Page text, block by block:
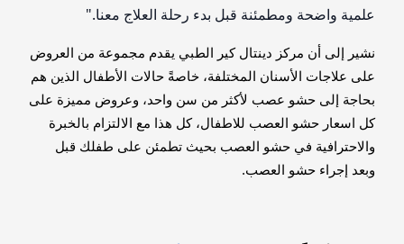
علمية واضحة ومطمئنة قبل بدء رحلة العلاج معنا."
نشير إلى أن مركز دينتال كير الطبي يقدم مجموعة من العروض
على علاجات الأسنان المختلفة، خاصةً حالات الأطفال الذين هم
بحاجة إلى حشو عصب لأكثر من سن واحد، وعروض مميزة على
كل اسعار حشو العصب للاطفال، كل هذا مع الالتزام بالخبرة
والاحترافية في حشو العصب بحيث تطمئن على طفلك قبل
وبعد إجراء حشو العصب.